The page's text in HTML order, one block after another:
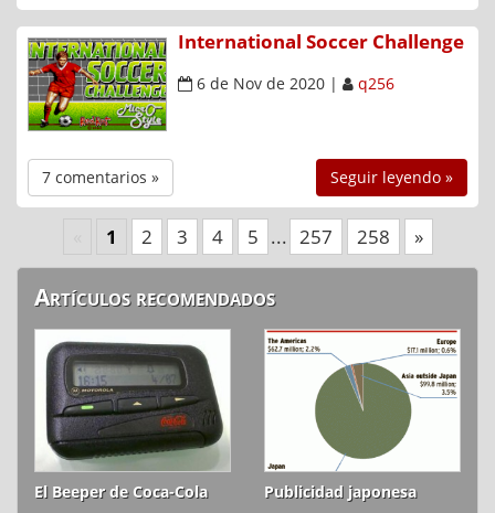
International Soccer Challenge
6 de Nov de 2020| q256
7 comentarios » Seguir leyendo »
1 2 3 4 5 ... 257 258 »
Artículos recomendados
El Beeper de Coca-Cola Publicidad japonesa